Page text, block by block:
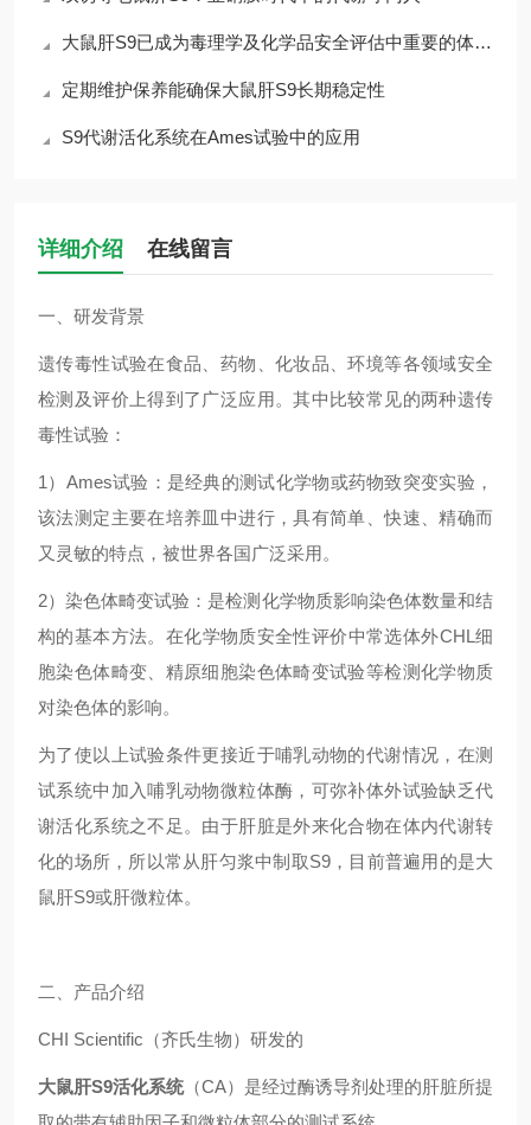
大鼠肝S9已成为毒理学及化学品安全评估中重要的体外工具
定期维护保养能确保大鼠肝S9长期稳定性
S9代谢活化系统在Ames试验中的应用
详细介绍 在线留言
一、研发背景
遗传毒性试验在食品、药物、化妆品、环境等各领域安全
检测及评价上得到了广泛应用。其中比较常见的两种遗传
毒性试验：
1）Ames试验：是经典的测试化学物或药物致突变实验，
该法测定主要在培养皿中进行，具有简单、快速、精确而
又灵敏的特点，被世界各国广泛采用。
2）染色体畸变试验：是检测化学物质影响染色体数量和结
构的基本方法。在化学物质安全性评价中常选体外CHL细
胞染色体畸变、精原细胞染色体畸变试验等检测化学物质
对染色体的影响。
为了使以上试验条件更接近于哺乳动物的代谢情况，在测
试系统中加入哺乳动物微粒体酶，可弥补体外试验缺乏代
谢活化系统之不足。由于肝脏是外来化合物在体内代谢转
化的场所，所以常从肝匀浆中制取S9，目前普遍用的是大
鼠肝S9或肝微粒体。
二、产品介绍
CHI Scientific（齐氏生物）研发的
大鼠肝S9活化系统（CA）是经过酶诱导剂处理的肝脏所提